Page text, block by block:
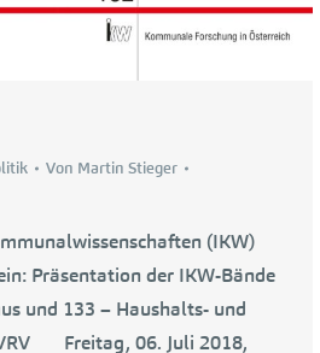
Von Martin Stieger
(IKW)
Präsentation der IKW-Bände
und 133 – Haushalts- und
VRV Freitag, 06. Juli 2018,